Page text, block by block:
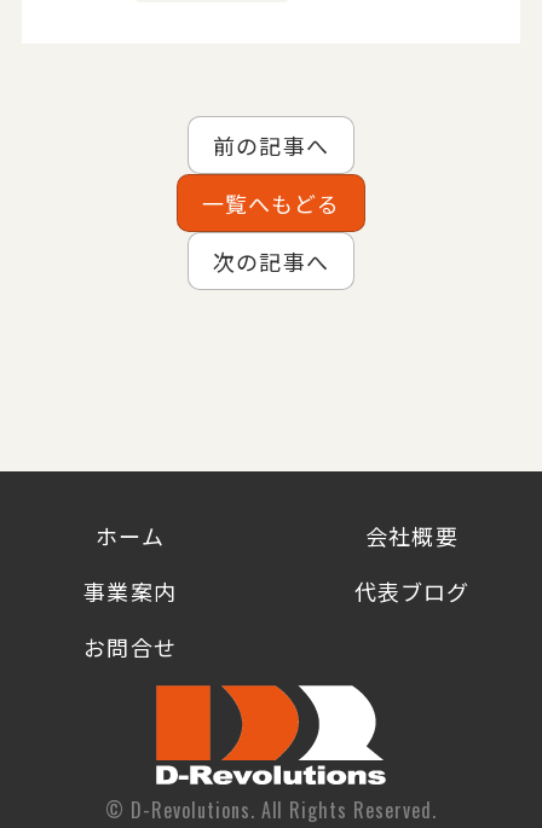
前の記事へ
一覧へもどる
次の記事へ
ホーム
会社概要
事業案内
代表ブログ
お問合せ
© D-Revolutions. All Rights Reserved.